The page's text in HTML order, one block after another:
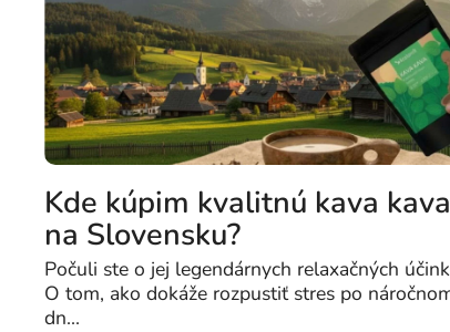
Kde kúpim kvalitnú kava kava
na Slovensku?
Počuli ste o jej legendárnych relaxačných
O tom, ako dokáže rozpustiť stres po
dn...